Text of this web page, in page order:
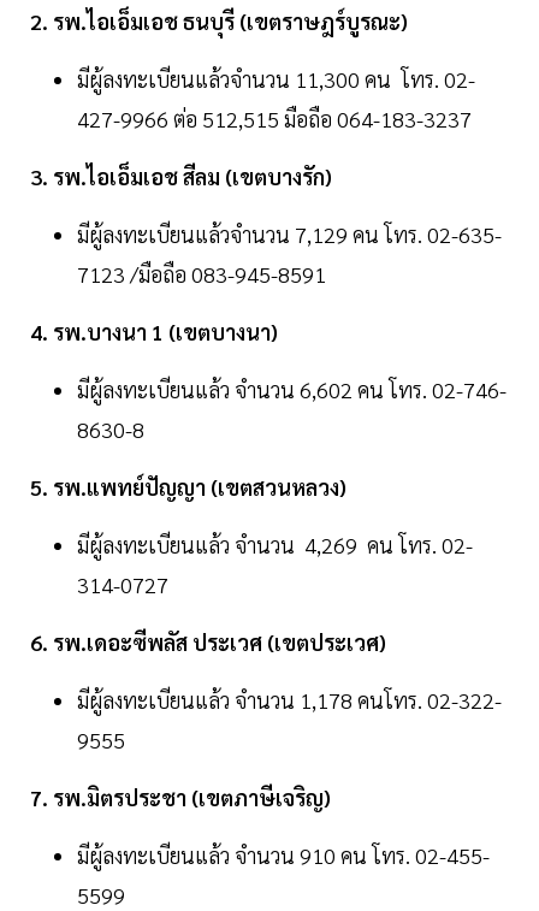
2. รพ.ไอเอ็มเอช ธนบุรี (เขตราษฎร์บูรณะ)
มีผู้ลงทะเบียนแล้วจำนวน 11,300 คน โทร. 02-
427-9966 ต่อ 512,515 มือถือ 064-183-3237
3. รพ.ไอเอ็มเอช สีลม (เขตบางรัก)
มีผู้ลงทะเบียนแล้วจำนวน 7,129 คน โทร. 02-635-
7123 /มือถือ 083-945-8591
4. รพ.บางนา 1 (เขตบางนา)
มีผู้ลงทะเบียนแล้ว จำนวน 6,602 คน โทร. 02-746-
8630-8
5. รพ.แพทย์ปัญญา (เขตสวนหลวง)
มีผู้ลงทะเบียนแล้ว จำนวน 4,269 คน โทร. 02-
314-0727
6. รพ.เดอะซีพลัส ประเวศ (เขตประเวศ)
มีผู้ลงทะเบียนแล้ว จำนวน 1,178 คนโทร. 02-322-
9555
7. รพ.มิตรประชา (เขตภาษีเจริญ)
มีผู้ลงทะเบียนแล้ว จำนวน 910 คน โทร. 02-455-
5599